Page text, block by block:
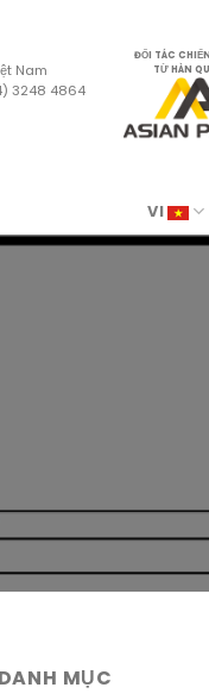
Nam
3248 4864
ĐỐI TÁC
TỪ HÀN
VI
DANH MỤC